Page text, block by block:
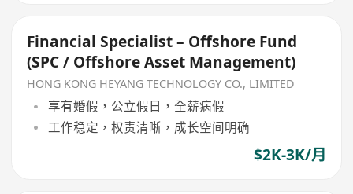
Financial Specialist – Offshore Fund
(SPC / Offshore Asset Management)
HONG KONG HEYANG TECHNOLOGY CO., LIMITED
享有婚假，公立假日，全薪病假
工作稳定，权责清晰，成长空间明确
$2K-3K/月